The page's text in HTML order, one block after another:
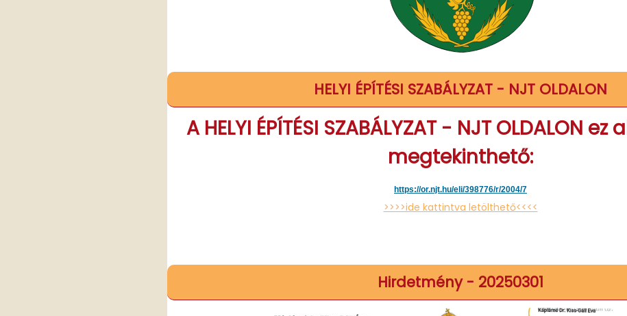
HELYI ÉPÍTÉSI SZABÁLYZAT - NJT OLDALON
A HELYI ÉPÍTÉSI SZABÁLYZAT - NJT OLDALON
megtekinthető:
https://or.njt.hu/eli/398776/r/2004/7
>>>>ide kattintva letölthető<<<<
Hirdetmény - 20250301